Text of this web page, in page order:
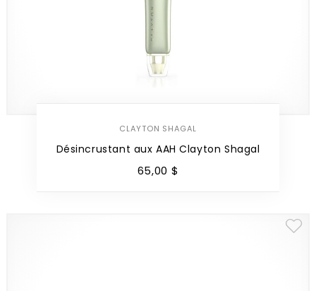
CLAYTON SHAGAL
Désincrustant aux AAH Clayton Shagal
65,00 $